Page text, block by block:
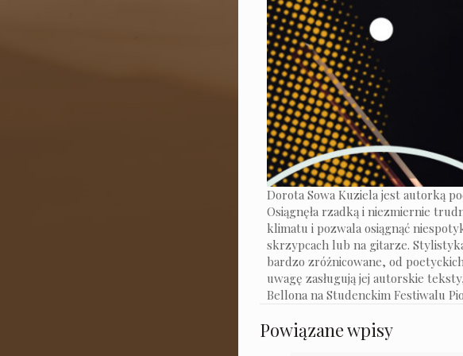
Dorota Sowa Kuziela jest autorką
Osiągnęła rzadką i niezmiernie
klimatu i pozwala osiągnąć
skrzypcach lub na gitarze.
bardzo zróżnicowane, od
uwagę zasługują jej autorskie
Bellona na Studenckim Festiwalu
Powiązane wpisy